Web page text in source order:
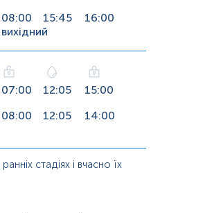
08:00 15:45 16:00
вихідний
07:00 12:05 15:00
08:00 12:05 14:00
стадіях і вчасно їх